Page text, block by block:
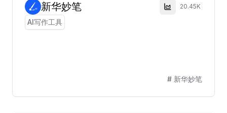
新华妙笔 20.45K
AI写作工具
# 新华妙笔